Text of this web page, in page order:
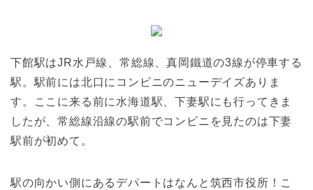
下館駅はJR水戸線、常総線、真岡鐵道の3線が停車する
駅。駅前には北口にコンビニのニューデイズありま
す。ここに来る前に水海道駅、下妻駅にも行ってきま
したが、常総線沿線の駅前でコンビニを見たのは下妻
駅前が初めて。
駅の向かい側にあるデパートはなんと筑西市役所！こ